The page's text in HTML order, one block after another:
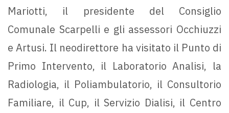
Mariotti, il presidente del Consiglio
Comunale Scarpelli e gli assessori Occhiuzzi
e Artusi. Il neodirettore ha visitato il Punto di
Primo Intervento, il Laboratorio Analisi, la
Radiologia, il Poliambulatorio, il Consultorio
Familiare, il Cup, il Servizio Dialisi, il Centro